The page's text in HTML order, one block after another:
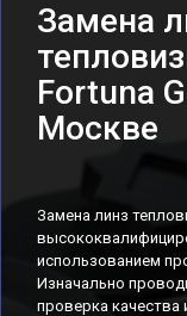
Замена
Fortuna
Москве
Замена линз
использованием
Изначально
проверка качества